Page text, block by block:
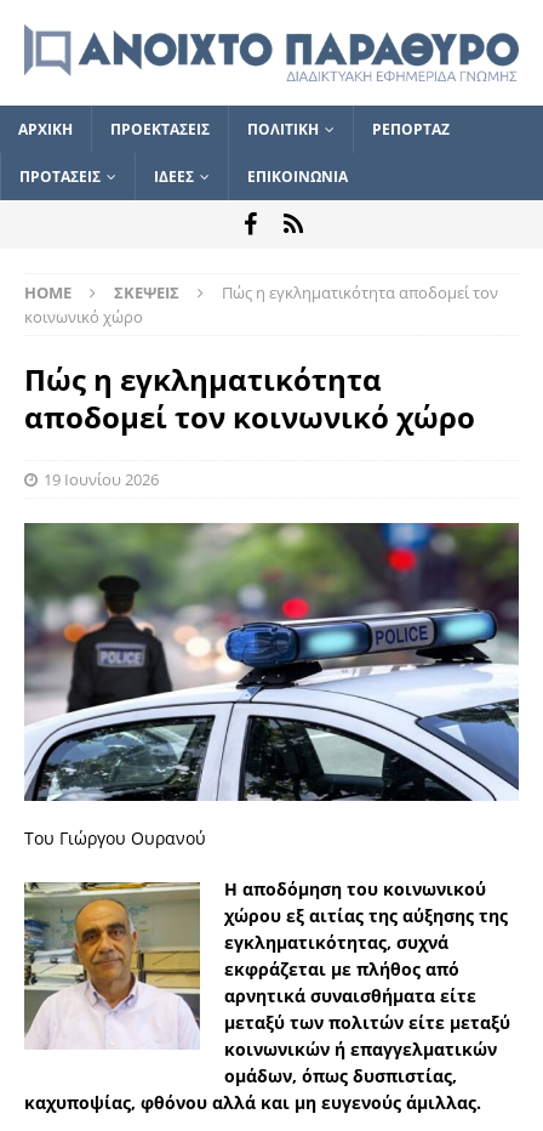
ΑΡΧΙΚΗ ΠΡΟΕΚΤΑΣΕΙΣ ΠΟΛΙΤΙΚΗ ΡΕΠΟΡΤΑΖ
ΠΡΟΤΑΣΕΙΣ ΙΔΕΕΣ ΕΠΙΚΟΙΝΩΝΙΑ
HOME ΣΚΕΨΕΙΣ
Πώς η εγκληματικότητα αποδομεί τον
κοινωνικό χώρο
Πώς η εγκληματικότητα
αποδομεί τον κοινωνικό χώρο
19 Ιουνίου 2026
Του Γιώργου Ουρανού
Η αποδόμηση του κοινωνικού
χώρου εξ αιτίας της αύξησης της
εγκληματικότητας, συχνά
εκφράζεται με πλήθος από
αρνητικά συναισθήματα είτε
μεταξύ των πολιτών είτε μεταξύ
κοινωνικών ή επαγγελματικών
ομάδων, όπως δυσπιστίας,
καχυποψίας, φθόνου αλλά και μη ευγενούς άμιλλας.